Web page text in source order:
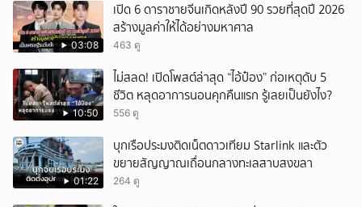
03:08
เปิด 6 ดาราชายจีนเกิดหลังปี 90 รวยที่สุดปี 2026
สร้างมูลค่าให้ได้อย่างมหาศาล
463 ดู
10:50
ไม่สลด! เปิดโพสต์ล่าสุด “ไอ้ป๋อง” ก่อเหตุดับ 5
ชีวิต หลุดอาการนอนคุกคืนแรก รู้เลยเป็นยังไง?
556 ดู
01:22
บุกเรือประมงติดเน็ตดาวเทียม Starlink และตัว
ขยายสัญญาณเถื่อนกลางทะเลสาบสงขลา
264 ดู